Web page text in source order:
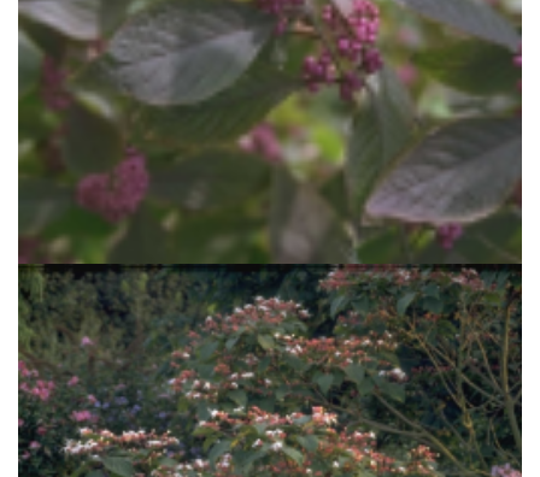
Callicarpa
Callicarpa bodinieri 'Profusion'